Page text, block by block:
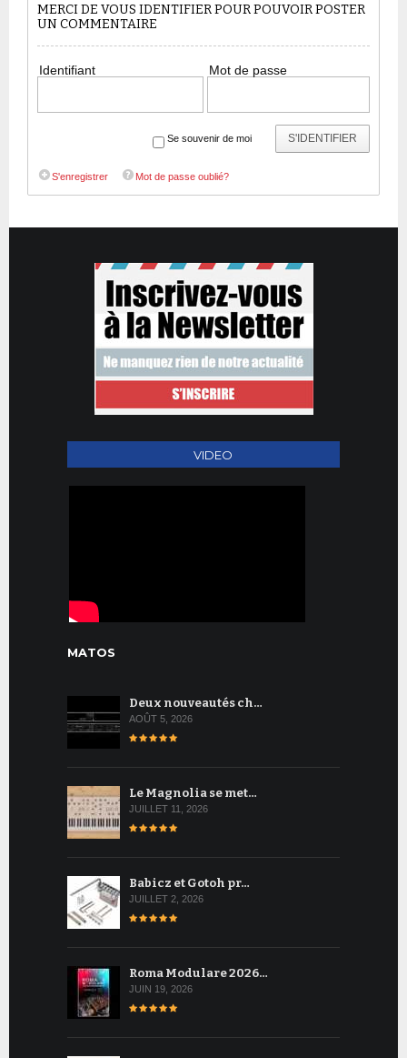
MERCI DE VOUS IDENTIFIER POUR POUVOIR POSTER
UN COMMENTAIRE
Identifiant Mot de passe
S'IDENTIFIER
Se souvenir de moi
S'enregistrer Mot de passe oublié?
VIDEO
MATOS
Deux nouveautés ch…
AOÛT 5, 2026
Le Magnolia se met…
JUILLET 11, 2026
Babicz et Gotoh pr…
JUILLET 2, 2026
Roma Modulare 2026…
JUIN 19, 2026